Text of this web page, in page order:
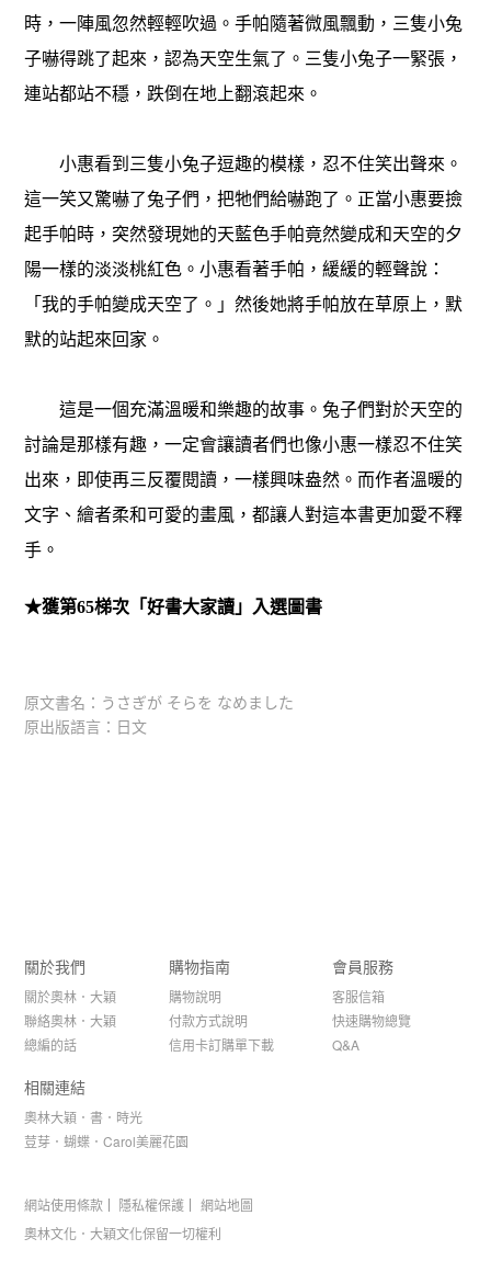
時，一陣風忽然輕輕吹過。手帕隨著微風飄動，三隻小兔
子嚇得跳了起來，認為天空生氣了。三隻小兔子一緊張，
連站都站不穩，跌倒在地上翻滾起來。
小惠看到三隻小兔子逗趣的模樣，忍不住笑出聲來。
這一笑又驚嚇了兔子們，把牠們給嚇跑了。正當小惠要撿
起手帕時，突然發現她的天藍色手帕竟然變成和天空的夕
陽一樣的淡淡桃紅色。小惠看著手帕，緩緩的輕聲說：
「我的手帕變成天空了。」然後她將手帕放在草原上，默
默的站起來回家。
這是一個充滿溫暖和樂趣的故事。兔子們對於天空的
討論是那樣有趣，一定會讓讀者們也像小惠一樣忍不住笑
出來，即使再三反覆閱讀，一樣興味盎然。而作者溫暖的
文字、繪者柔和可愛的畫風，都讓人對這本書更加愛不釋
手。
★獲第65梯次「好書大家讀」入選圖書
原文書名：うさぎが そらを なめました
原出版語言：日文
關於我們
關於奧林．大穎
聯絡奧林．大穎
總編的話
購物指南
購物說明
付款方式說明
信用卡訂購單下載
會員服務
客服信箱
快速購物總覽
Q&A
相關連結
奧林大穎．書．時光
荳芽．蝴蝶．Carol美麗花園
奧林文化．大穎文化保留一切權利
網站使用條款 隱私權保護 網站地圖